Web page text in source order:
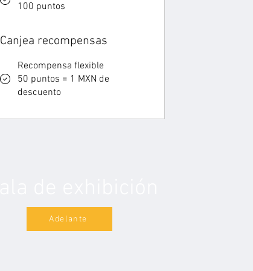
100 puntos
Canjea recompensas
Recompensa flexible
50 puntos = 1 MXN de
descuento
Adelante